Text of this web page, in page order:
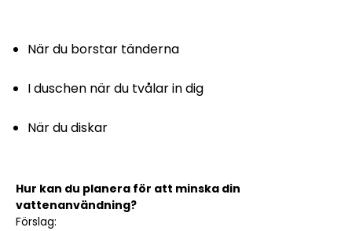
När du borstar tänderna
I duschen när du tvålar in dig
När du diskar
Hur kan du planera för att minska din
vattenanvändning?
Förslag: